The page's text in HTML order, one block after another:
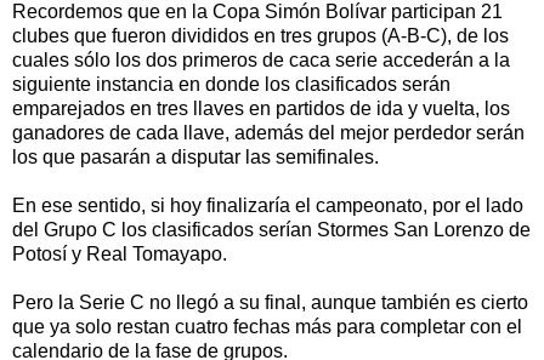
Recordemos que en la Copa Simón Bolívar participan 21
clubes que fueron divididos en tres grupos (A-B-C), de los
cuales sólo los dos primeros de caca serie accederán a la
siguiente instancia en donde los clasificados serán
emparejados en tres llaves en partidos de ida y vuelta, los
ganadores de cada llave, además del mejor perdedor serán
los que pasarán a disputar las semifinales.
En ese sentido, si hoy finalizaría el campeonato, por el lado
del Grupo C los clasificados serían Stormes San Lorenzo de
Potosí y Real Tomayapo.
Pero la Serie C no llegó a su final, aunque también es cierto
que ya solo restan cuatro fechas más para completar con el
calendario de la fase de grupos.